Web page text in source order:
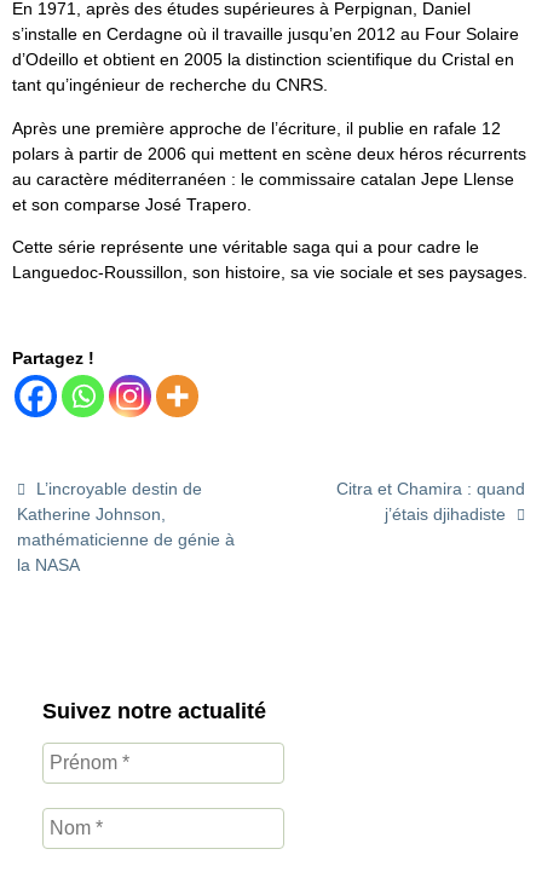
En 1971, après des études supérieures à Perpignan, Daniel
s’installe en Cerdagne où il travaille jusqu’en 2012 au Four Solaire
d’Odeillo et obtient en 2005 la distinction scientifique du Cristal en
tant qu’ingénieur de recherche du CNRS.
Après une première approche de l’écriture, il publie en rafale 12
polars à partir de 2006 qui mettent en scène deux héros récurrents
au caractère méditerranéen : le commissaire catalan Jepe Llense
et son comparse José Trapero.
Cette série représente une véritable saga qui a pour cadre le
Languedoc-Roussillon, son histoire, sa vie sociale et ses paysages.
Partagez !
L’incroyable destin de
Katherine Johnson,
mathématicienne de génie à
la NASA
Citra et Chamira : quand
j’étais djihadiste
Suivez notre actualité